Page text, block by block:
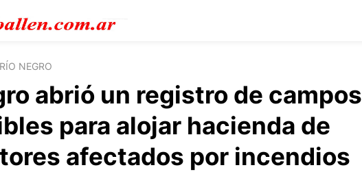
RÍO NEGRO
abrió un registro de campos
para alojar hacienda de
afectados por incendios